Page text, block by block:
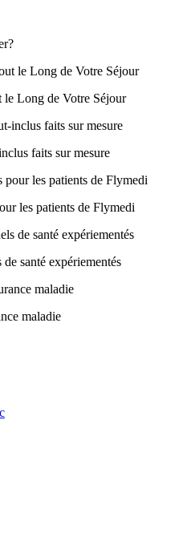
le Long de Votre Séjour
faits sur mesure
les patients de Flymedi
santé expériementés
maladie